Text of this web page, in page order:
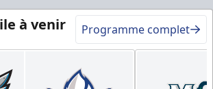
à venir Programme complet